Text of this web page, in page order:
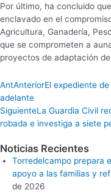
Por último, ha concluido
enclavado en el
Agricultura, Ganadería,
que se comprometen a
proyectos de adaptación
AntAnteriorEl expediente
adelante
SiguienteLa Guardia Civil
robada e investiga a siete
Noticias Recientes
Torredelcampo prepara
apoyo a las familias y
de 2026